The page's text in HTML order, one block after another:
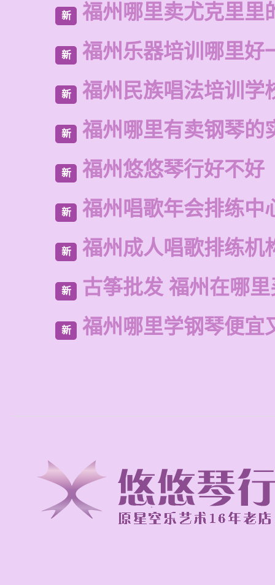
新 福州哪里卖尤克里里
新 福州乐器培训哪里好
新 福州民族唱法培训学
新 福州哪里有卖钢琴的
新 福州悠悠琴行好不好
新 福州唱歌年会排练中
新 福州成人唱歌排练机
新 古筝批发 福州在哪
新 福州哪里学钢琴便宜